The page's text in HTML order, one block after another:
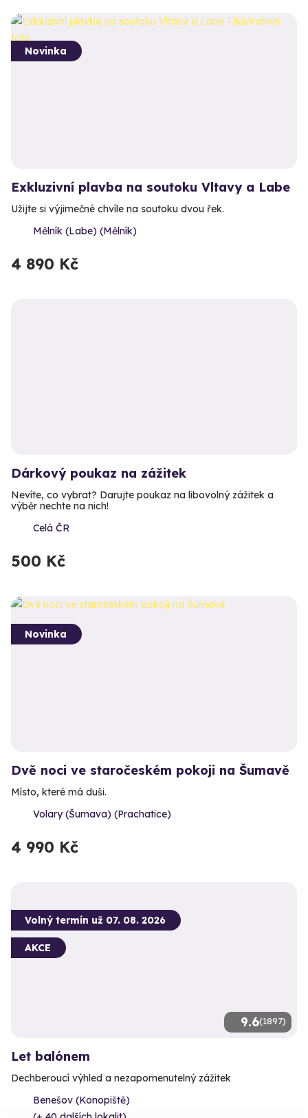
Novinka
Exkluzivní plavba na soutoku Vltavy a Labe
Užijte si výjimečné chvíle na soutoku dvou řek.
Mělník (Labe) (Mělník)
4 890 Kč
Dárkový poukaz na zážitek
Nevíte, co vybrat? Darujte poukaz na libovolný zážitek a
výběr nechte na nich!
Celá ČR
500 Kč
Novinka
Dvě noci ve staročeském pokoji na Šumavě
Místo, které má duši.
Volary (Šumava) (Prachatice)
4 990 Kč
9.6(1897)
Volný termín už 07. 08. 2026
AKCE
Let balónem
Dechberoucí výhled a nezapomenutelný zážitek
Benešov (Konopiště)